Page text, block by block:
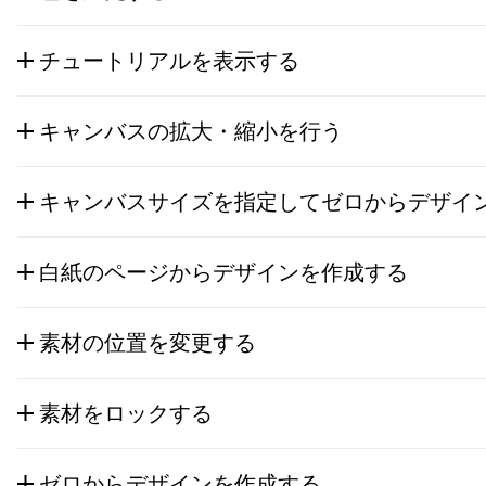
チュートリアルを表示する
キャンバスの拡大・縮小を行う
キャンバスサイズを指定してゼロからデザイ
白紙のページからデザインを作成する
素材の位置を変更する
素材をロックする